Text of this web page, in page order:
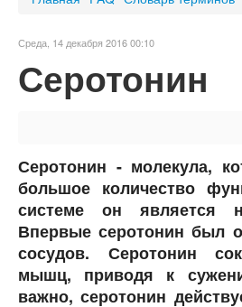
Среда, 14 декабря 2016 00:10
Серотонин
Серотонин - молекула,
большое количество
системе он является
Впервые серотонин был
сосудов. Серотонин
мышц, приводя к
важно, серотонин